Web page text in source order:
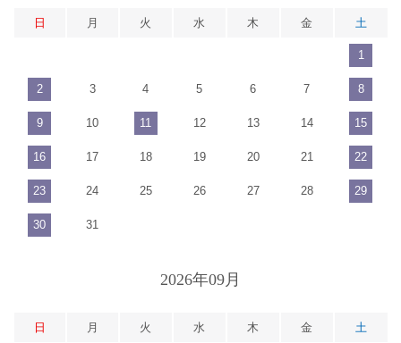
日 月 火 水 木 金 土
1
2 3 4 5 6 7 8
9 10 11 12 13 14 15
16 17 18 19 20 21 22
23 24 25 26 27 28 29
30 31
2026年09月
日 月 火 水 木 金 土